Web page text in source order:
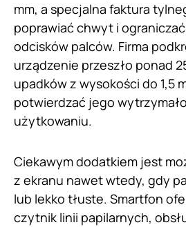
mm, a specjalna faktura
poprawiać chwyt i
odcisków palców. Firma
urządzenie przeszło ponad
upadków z wysokości do 1,5
potwierdzać jego
użytkowaniu.
Ciekawym dodatkiem jest
z ekranu nawet wtedy, gdy
lub lekko tłuste. Smartfon
czytnik linii papilarnych,